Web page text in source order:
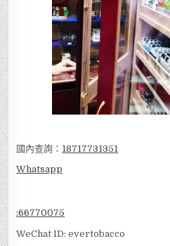
國內查詢： 18717731351
Whatsapp
:66770075
WeChat ID: evertobacco